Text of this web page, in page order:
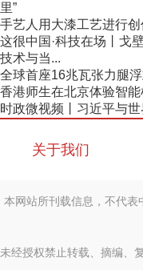
里”
手艺人用大漆工艺进行
这很中国·科技在场丨戈
技术与当...
全球首座16兆瓦张力腿
香港师生在北京体验智
时政微视频丨习近平与
关于我们
本网站所刊载信息，不代
未经授权禁止转载、摘编、